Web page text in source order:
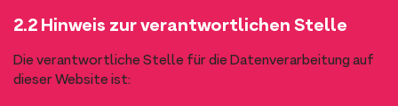
2.2 Hinweis zur verantwortlichen Stelle
Die verantwortliche Stelle für die Datenverarbeitung auf
dieser Website ist: